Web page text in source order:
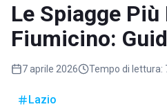
Le Spiagge Più
Fiumicino:
7 aprile 2026 Tempo di lettura:
Lazio